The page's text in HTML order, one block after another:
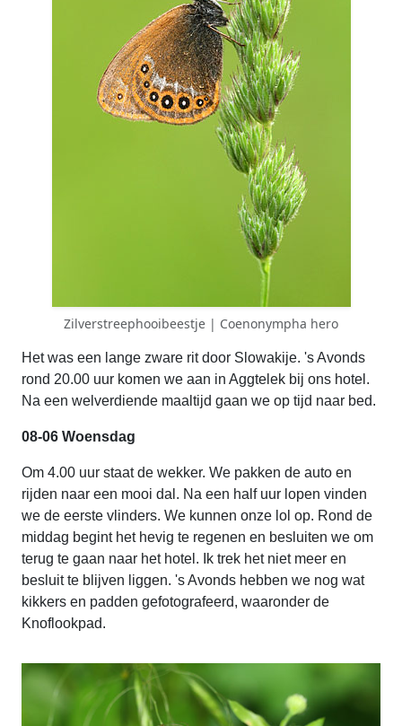
Zilverstreephooibeestje | Coenonympha hero
Het was een lange zware rit door Slowakije. 's Avonds
rond 20.00 uur komen we aan in Aggtelek bij ons hotel.
Na een welverdiende maaltijd gaan we op tijd naar bed.
08-06 Woensdag
Om 4.00 uur staat de wekker. We pakken de auto en
rijden naar een mooi dal. Na een half uur lopen vinden
we de eerste vlinders. We kunnen onze lol op. Rond de
middag begint het hevig te regenen en besluiten we om
terug te gaan naar het hotel. Ik trek het niet meer en
besluit te blijven liggen. 's Avonds hebben we nog wat
kikkers en padden gefotografeerd, waaronder de
Knoflookpad.